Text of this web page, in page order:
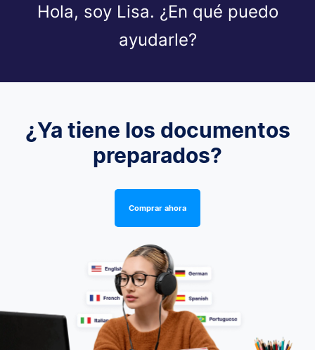
Hola, soy Lisa. ¿En qué puedo
ayudarle?
¿Ya tiene los documentos
preparados?
Comprar ahora